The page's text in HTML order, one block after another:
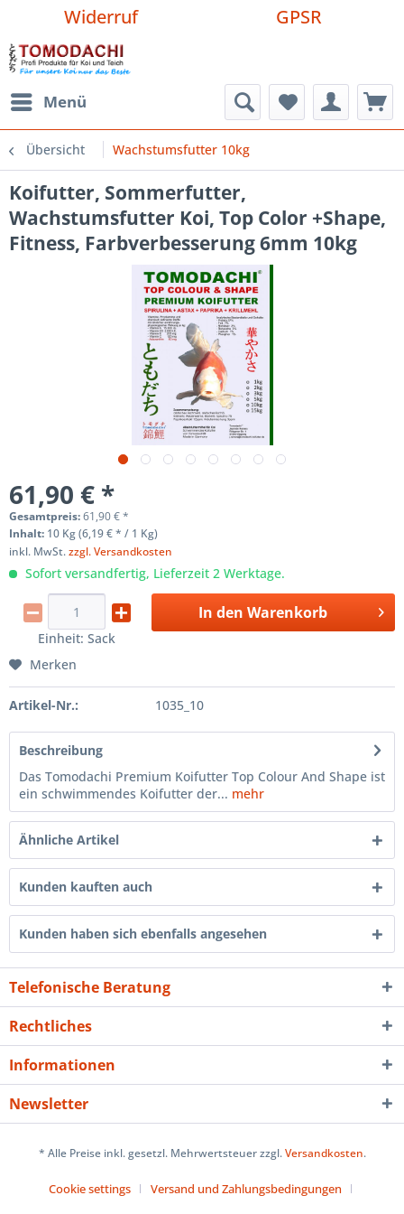
Widerruf GPSR
Menü
Übersicht Wachstumsfutter 10kg
Koifutter, Sommerfutter,
Wachstumsfutter Koi, Top Color +Shape,
Fitness, Farbverbesserung 6mm 10kg
61,90 € *
Gesamtpreis:61,90€*
Inhalt: 10 Kg (6,19 € * / 1 Kg)
inkl. MwSt.zzgl. Versandkosten
Sofort versandfertig, Lieferzeit 2 Werktage.
Einheit: Sack
In den Warenkorb
Merken
Artikel-Nr.: 1035_10
Beschreibung
Das Tomodachi Premium Koifutter Top Colour And Shape ist
ein schwimmendes Koifutter der... mehr
Ähnliche Artikel
Kunden kauften auch
Kunden haben sich ebenfalls angesehen
Telefonische Beratung
Rechtliches
Informationen
Newsletter
* Alle Preise inkl. gesetzl. Mehrwertsteuer zzgl.Versandkosten.
Cookie settings
Versand und Zahlungsbedingungen